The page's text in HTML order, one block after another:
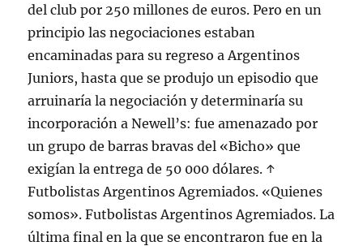
del club por 250 millones de euros. Pero en un
principio las negociaciones estaban
encaminadas para su regreso a Argentinos
Juniors, hasta que se produjo un episodio que
arruinaría la negociación y determinaría su
incorporación a Newell’s: fue amenazado por
un grupo de barras bravas del «Bicho» que
exigían la entrega de 50 000 dólares. ↑
Futbolistas Argentinos Agremiados. «Quienes
somos». Futbolistas Argentinos Agremiados. La
última final en la que se encontraron fue en la